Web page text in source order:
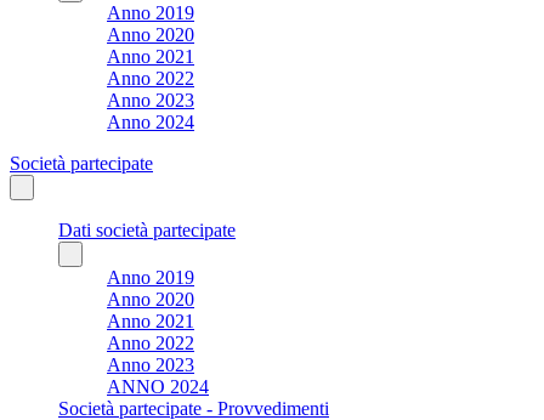
Anno 2019
Anno 2020
Anno 2021
Anno 2022
Anno 2023
Anno 2024
Società partecipate
Dati società partecipate
Anno 2019
Anno 2020
Anno 2021
Anno 2022
Anno 2023
ANNO 2024
Società partecipate - Provvedimenti